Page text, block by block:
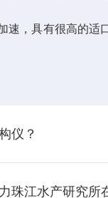
，具有很高的适
仪？
珠江水产研究所